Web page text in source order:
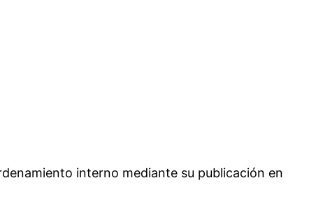
interno mediante su publicación en